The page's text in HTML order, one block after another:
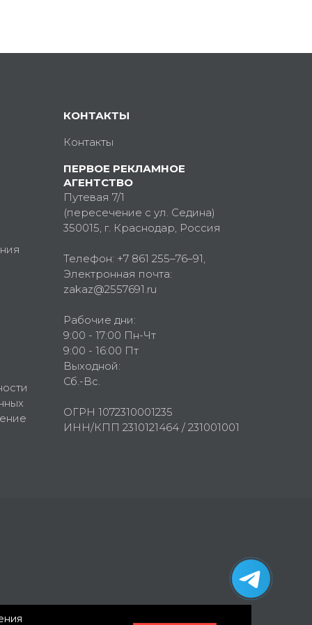
КОНТАКТЫ
Контакты
ПЕРВОЕ РЕКЛАМНОЕ
АГЕНТСТВО
Путевая 7/1
(пересечение с ул. Седина)
350015 , г. Краснодар, Россия
Телефон: +7 861 255–76–91
Электронная почта:
zakaz@2557691.ru
Рабочие дни:
9:00 - 17:00 Пн-Чт
9:00 - 16:00 Пт
Выходной:
Сб.-Вс.
ОГРН 1072310001235
ИНН/КПП 2310121464 / 231001001